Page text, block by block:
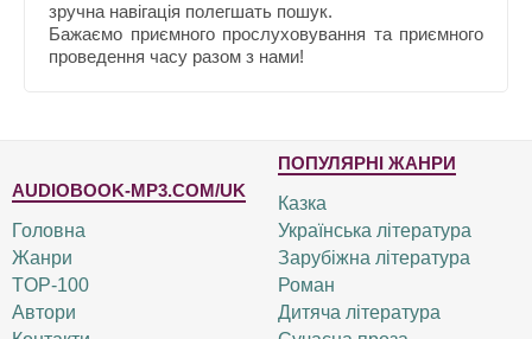
зручна навігація полегшать пошук.
Бажаємо приємного прослуховування та приємного
проведення часу разом з нами!
AUDIOBOOK-MP3.COM/UK
Головна
Жанри
TOP-100
Автори
ПОПУЛЯРНІ ЖАНРИ
Казка
Українська література
Зарубіжна література
Роман
Дитяча література